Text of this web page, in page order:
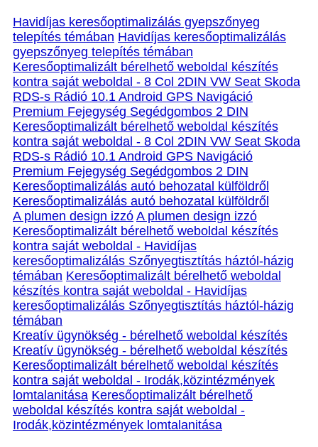
Havidíjas keresőoptimalizálás gyepszőnyeg
telepítés témában Havidíjas keresőoptimalizálás
gyepszőnyeg telepítés témában
Keresőoptimalizált bérelhető weboldal készítés
kontra saját weboldal - 8 Col 2DIN VW Seat Skoda
RDS-s Rádió 10.1 Android GPS Navigáció
Premium Fejegység Segédgombos 2 DIN
Keresőoptimalizált bérelhető weboldal készítés
kontra saját weboldal - 8 Col 2DIN VW Seat Skoda
RDS-s Rádió 10.1 Android GPS Navigáció
Premium Fejegység Segédgombos 2 DIN
Keresőoptimalizálás autó behozatal külföldről
Keresőoptimalizálás autó behozatal külföldről
A plumen design izzó A plumen design izzó
Keresőoptimalizált bérelhető weboldal készítés
kontra saját weboldal - Havidíjas
keresőoptimalizálás Szőnyegtisztítás háztól-házig
témában Keresőoptimalizált bérelhető weboldal
készítés kontra saját weboldal - Havidíjas
keresőoptimalizálás Szőnyegtisztítás háztól-házig
témában
Kreatív ügynökség - bérelhető weboldal készítés
Kreatív ügynökség - bérelhető weboldal készítés
Keresőoptimalizált bérelhető weboldal készítés
kontra saját weboldal - Irodák,közintézmények
lomtalanitása Keresőoptimalizált bérelhető
weboldal készítés kontra saját weboldal -
Irodák,közintézmények lomtalanitása